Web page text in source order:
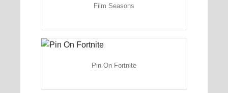
Film Seasons
Pin On Fortnite